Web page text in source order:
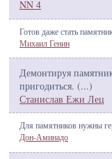
NN 4
Готов даже стать
Михаил Генин
Демонтируя
пригодиться. (...)
Станислав Ежи Лец
Для памятников нужны
Дон-Аминадо